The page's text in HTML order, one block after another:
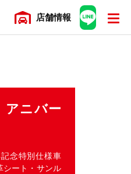
店舗情報
ニバー
念特別仕様車
ート・サンル